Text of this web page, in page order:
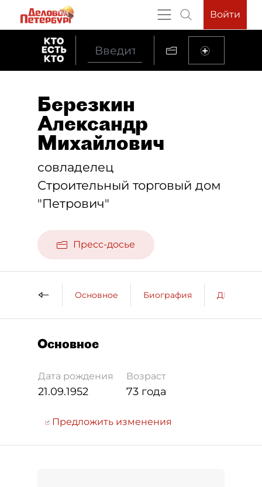
Войти
Березкин
Александр
Михайлович
совладелец
Строительный торговый дом
"Петрович"
Пресс-досье
Основное Биография ДП о
Основное
Дата рождения
21.09.1952
Возраст
73 года
Предложить изменения